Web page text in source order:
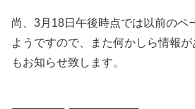
尚、3月18日午後時点では以前のペ
ようですので、また何かしら情報
もお知らせ致します。